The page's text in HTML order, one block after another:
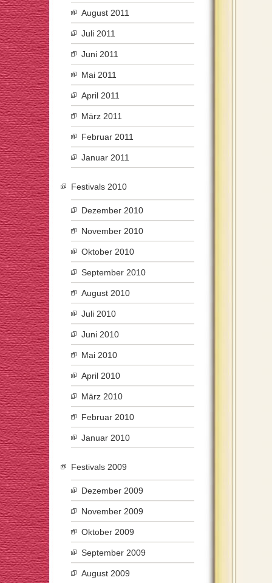
August 2011
Juli 2011
Juni 2011
Mai 2011
April 2011
März 2011
Februar 2011
Januar 2011
Festivals 2010
Dezember 2010
November 2010
Oktober 2010
September 2010
August 2010
Juli 2010
Juni 2010
Mai 2010
April 2010
März 2010
Februar 2010
Januar 2010
Festivals 2009
Dezember 2009
November 2009
Oktober 2009
September 2009
August 2009